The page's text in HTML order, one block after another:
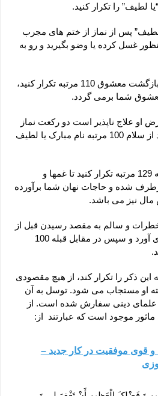
پس از نماز از ختم های مجرب
غسل کرده یا وضو بگیرید و رو به
اگر ذکر “یا لطیف” را برای بازگشت معشوق 110 مرتبه تکرار کنید،
شما برمی گردد.
او علاج ناپذیر است دو رکعت نماز
در کنار بستر او بجا اورد بعد از سلام 100 مرتبه نام مبارک یا لطیف
ذکر یا لطیف در روز دوشنبه 129 مرتبه تکرار کنید تا غمها و
شده و حاجات نهان شما برآورده
مال نیز می باشد.
و سالم به مقصد رسیدن قبل از
حرکت دو رکعت نماز به جای آورد و سپس در مقابل قبله 100
ذکر را تکرار کند، از هیچ مقصودی
او مستجاب می شود. توسل به آن
علمای دینی سفارش شده است. از
موجود است که عبارتند از:
قوی موفقیت در کار جدید –